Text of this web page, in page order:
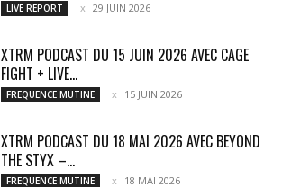
LIVE REPORT 29 JUIN 2026
XTRM PODCAST DU 15 JUIN 2026 AVEC CAGE
FIGHT + LIVE...
FREQUENCE MUTINE 15 JUIN 2026
XTRM PODCAST DU 18 MAI 2026 AVEC BEYOND
THE STYX –...
FREQUENCE MUTINE 18 MAI 2026